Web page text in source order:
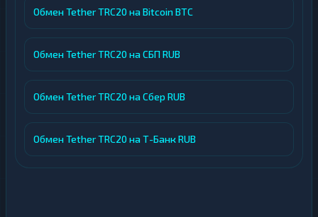
Обмен Tether TRC20 на Bitcoin BTC
Обмен Tether TRC20 на СБП RUB
Обмен Tether TRC20 на Сбер RUB
Обмен Tether TRC20 на Т-Банк RUB